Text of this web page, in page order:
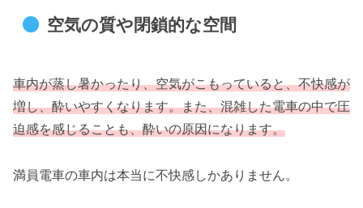
空気の質や閉鎖的な空間
車内が蒸し暑かったり、空気がこもっていると、不快感が
増し、酔いやすくなります。また、混雑した電車の中で圧
迫感を感じることも、酔いの原因になります。
満員電車の車内は本当に不快感しかありません。